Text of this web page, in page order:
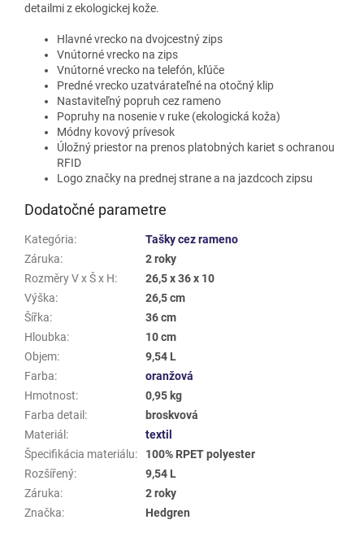
detailmi z ekologickej kože.
Hlavné vrecko na dvojcestný zips
Vnútorné vrecko na zips
Vnútorné vrecko na telefón, kľúče
Predné vrecko uzatvárateľné na otočný klip
Nastaviteľný popruh cez rameno
Popruhy na nosenie v ruke (ekologická koža)
Módny kovový prívesok
Úložný priestor na prenos platobných kariet s ochranou
RFID
Logo značky na prednej strane a na jazdcoch zipsu
Dodatočné parametre
Kategória:
Tašky cez rameno
Záruka:
2 roky
Rozměry V x Š x H:
26,5 x 36 x 10
Výška:
26,5 cm
Šířka:
36 cm
Hloubka:
10 cm
Objem:
9,54 L
Farba:
oranžová
Hmotnost:
0,95 kg
Farba detail :
broskvová
Materiál :
textil
Špecifikácia materiálu:
100% RPET polyester
Rozšířený:
9,54 L
Záruka:
2 roky
Značka: Hedgren